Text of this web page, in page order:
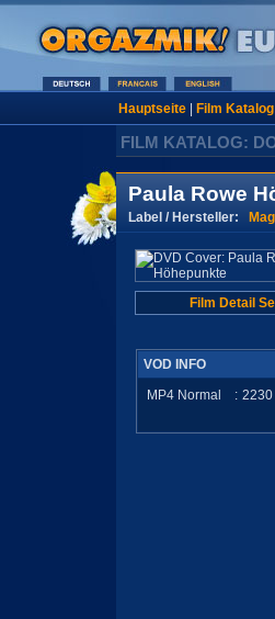
Hauptseite| Film Katalog
FILM KATALOG:
Paula Rowe
Label / Hersteller:
Film Detail
VOD INFO
MP4 Normal
: 2230